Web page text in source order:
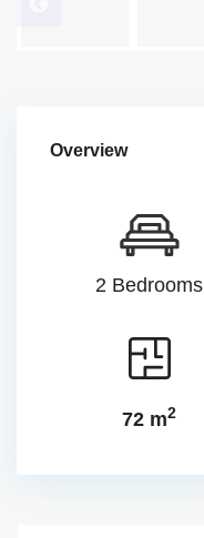
Overview
2 Bedrooms
72 m2